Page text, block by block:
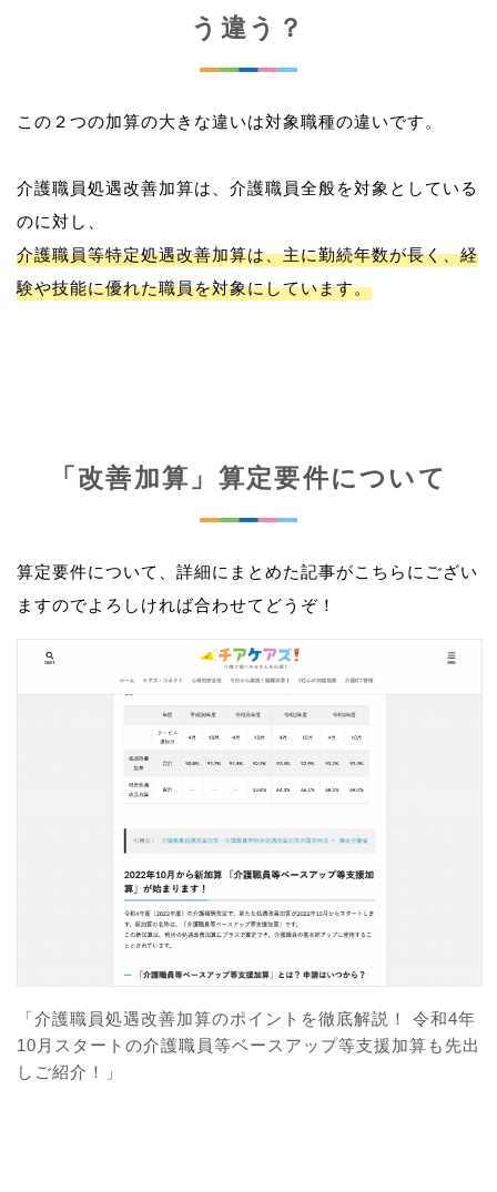
う違う？
この２つの加算の大きな違いは対象職種の違いです。
介護職員処遇改善加算は、介護職員全般を対象としている
介護職員等特定処遇改善加算は、主に勤続年数が長く、経
験や技能に優れた職員を対象にしています。
「改善加算」算定要件について
算定要件について、詳細にまとめた記事がこちらにござい
ますのでよろしければ合わせてどうぞ！
「介護職員処遇改善加算のポイントを徹底解説！ 令和4年
10月スタートの介護職員等ベースアップ等支援加算も先出
しご紹介！」